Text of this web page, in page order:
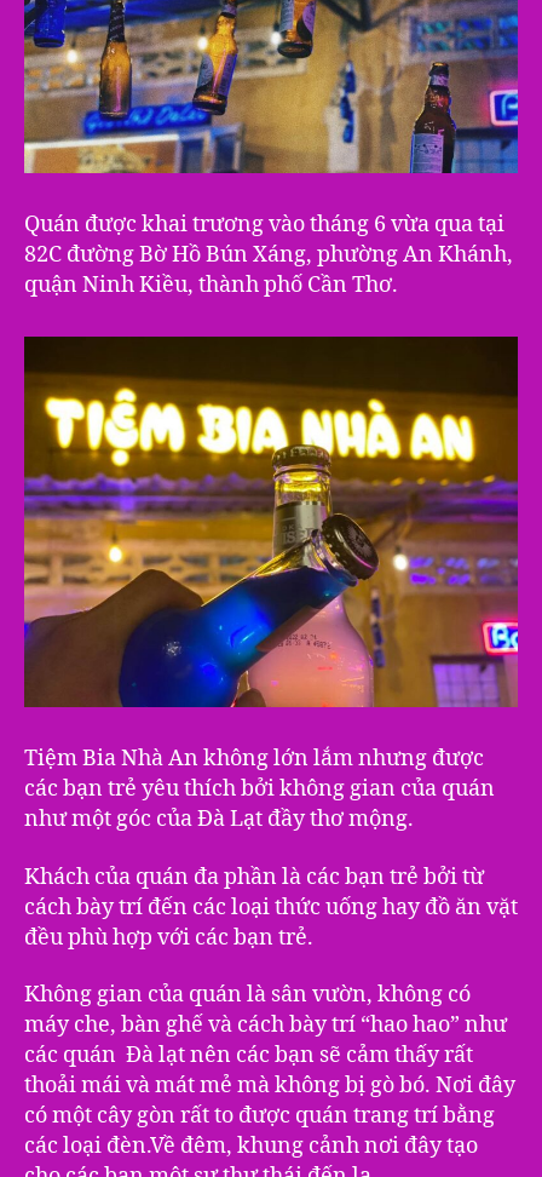
Quán được khai trương vào tháng 6 vừa qua tại
82C đường Bờ Hồ Bún Xáng, phường An Khánh,
quận Ninh Kiều, thành phố Cần Thơ.
Tiệm Bia Nhà An không lớn lắm nhưng được
các bạn trẻ yêu thích bởi không gian của quán
như một góc của Đà Lạt đầy thơ mộng.
Khách của quán đa phần là các bạn trẻ bởi từ
cách bày trí đến các loại thức uống hay đồ ăn vặt
đều phù hợp với các bạn trẻ.
Không gian của quán là sân vườn, không có
máy che, bàn ghế và cách bày trí “hao hao” như
các quán Đà lạt nên các bạn sẽ cảm thấy rất
thoải mái và mát mẻ mà không bị gò bó. Nơi đây
có một cây gòn rất to được quán trang trí bằng
các loại đèn.Về đêm, khung cảnh nơi đây tạo